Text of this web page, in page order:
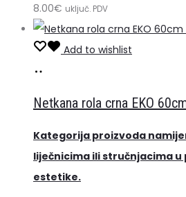
varijanti.
Opcije
se
na
stranici
proizvoda
8.00€ uključ. PDV
Add to wishlist
Netkana rola crna EKO
Kategorija proizvoda
liječnicima ili stručnjacima
estetike.